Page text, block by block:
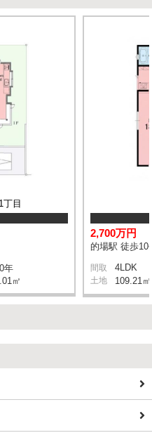
目
年
㎡
2,700万円
的場駅 徒歩10
間取 4LDK
土地 109.21㎡